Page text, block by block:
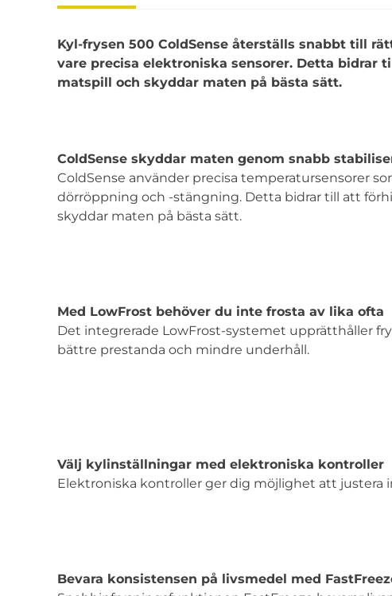
Kyl-frysen 500 ColdSense återställs snabbt till
vare precisa elektroniska sensorer. Detta bidrar
matspill och skyddar maten på bästa sätt.
ColdSense skyddar maten genom snabb
ColdSense använder precisa temperatursensorer
dörröppning och -stängning. Detta bidrar till att
skyddar maten på bästa sätt.
Med LowFrost behöver du inte frosta av lika ofta
Det integrerade LowFrost-systemet upprätthåller
bättre prestanda och mindre underhåll.
Välj kylinställningar med elektroniska kontroller
Elektroniska kontroller ger dig möjlighet att justera
Bevara konsistensen på livsmedel med